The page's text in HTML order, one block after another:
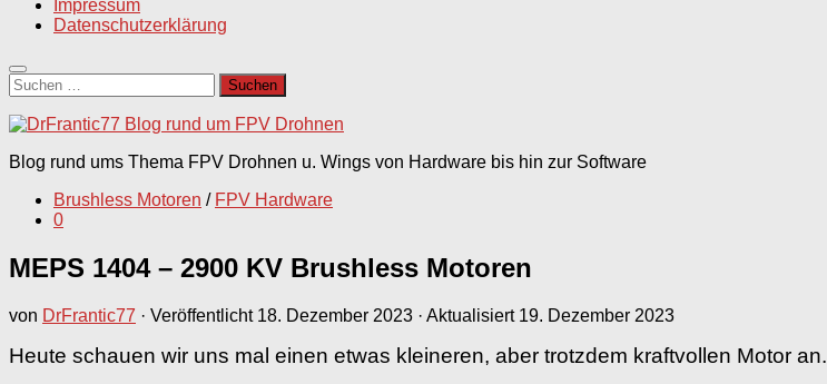
Impressum
Datenschutzerklärung
Suchen
nach:
Blog rund ums Thema FPV Drohnen u. Wings von Hardware bis hin zur Software
Brushless Motoren / FPV Hardware
0
MEPS 1404 – 2900 KV Brushless Motoren
von DrFrantic77 · Veröffentlicht 18. Dezember 2023 · Aktualisiert 19. Dezember 2023
Heute schauen wir uns mal einen etwas kleineren, aber trotzdem kraftvollen Motor an.